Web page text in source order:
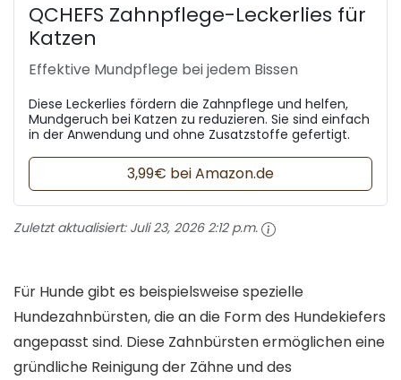
QCHEFS Zahnpflege-Leckerlies für
Katzen
Effektive Mundpflege bei jedem Bissen
Diese Leckerlies fördern die Zahnpflege und helfen,
Mundgeruch bei Katzen zu reduzieren. Sie sind einfach
in der Anwendung und ohne Zusatzstoffe gefertigt.
3,99€ bei Amazon.de
Zuletzt aktualisiert: Juli 23, 2026 2:12 p.m.
Für Hunde gibt es beispielsweise spezielle
Hundezahnbürsten, die an die Form des Hundekiefers
angepasst sind. Diese Zahnbürsten ermöglichen eine
gründliche Reinigung der Zähne und des